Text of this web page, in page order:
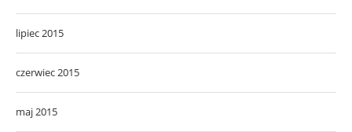
lipiec 2015
czerwiec 2015
maj 2015